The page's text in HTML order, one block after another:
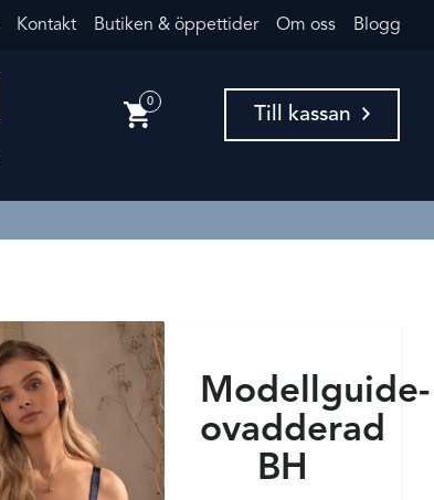
Kontakt Butiken & öppettider Om oss Blogg
0
Till kassan
Modellguide-
ovadderad
BH